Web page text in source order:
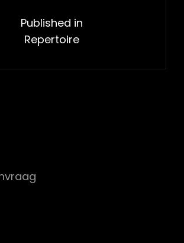
Published in
Repertoire